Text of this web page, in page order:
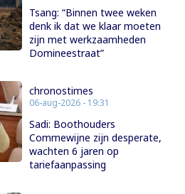
Tsang: “Binnen twee weken
denk ik dat we klaar moeten
zijn met werkzaamheden
Domineestraat”
chronostimes
06-aug-2026 - 19:31
Sadi: Boothouders
Commewijne zijn desperate,
wachten 6 jaren op
tariefaanpassing